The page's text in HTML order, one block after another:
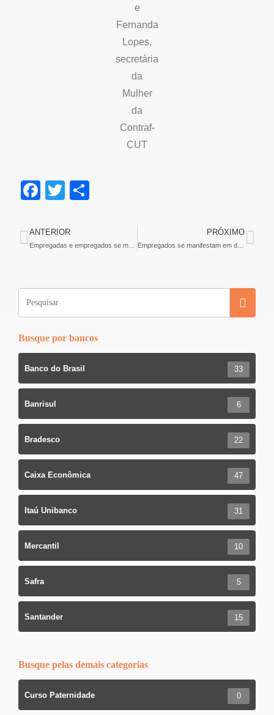
e
Fernanda
Lopes,
secretária
da
Mulher
da
Contraf-
CUT
F
c
e
o
o
T
tt
er e
ANTERIOR PRÓXIMO
Busque por bancos
Banco do Brasil 33
Banrisul 6
Bradesco 22
Caixa Econômica 47
Itaú Unibanco 31
Mercantil 10
Safra 5
Santander 15
Busque pelas demais categorias
Curso Paternidade 0